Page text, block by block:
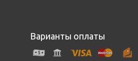
Варианты оплаты